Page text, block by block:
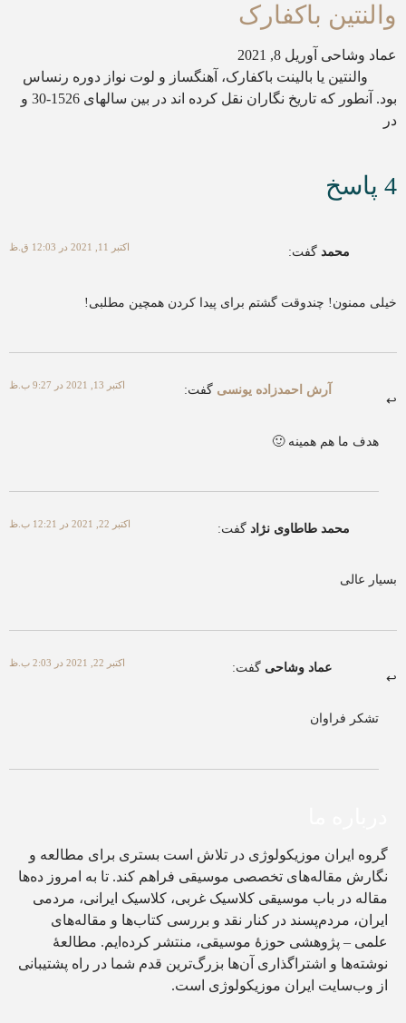
والنتین باکفارک
عماد وشاحی آوریل 8, 2021
والنتین یا بالینت باکفارک، آهنگساز و لوت نواز دوره رنساس
بود. آنطور که تاریخ نگاران نقل کرده اند در بین سالهای 1526-30 و
در
4 پاسخ
محمد گفت: اکتبر 11, 2021 در 12:03 ق.ظ
خیلی ممنون! چندوقت گشتم برای پیدا کردن همچین مطلبی!
آرش احمدزاده یونسی گفت: اکتبر 13, 2021 در 9:27 ب.ظ
هدف ما هم همینه 🙂
محمد طاطاوی نژاد گفت: اکتبر 22, 2021 در 12:21 ب.ظ
بسیار عالی
عماد وشاحی گفت: اکتبر 22, 2021 در 2:03 ب.ظ
تشکر فراوان
گروه ایران موزیکولوژی در تلاش است بستری برای مطالعه و
نگارش مقاله‌های تخصصی موسیقی فراهم کند. تا به امروز ده‌ها
مقاله در باب موسیقی کلاسیک غربی، کلاسیک ایرانی، مردمی
ایران، مردم‌پسند در کنار نقد و بررسی کتاب‌ها و مقاله‌های
علمی – پژوهشی حوزۀ موسیقی، منتشر کرده‌ایم. مطالعۀ
نوشته‌ها و اشتراگذاری آن‌ها بزرگ‌ترین قدم شما در راه پشتیبانی
از وب‌سایت ایران موزیکولوژی است.